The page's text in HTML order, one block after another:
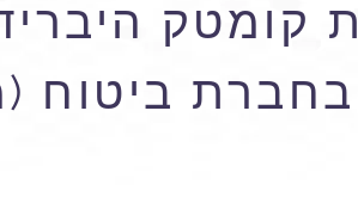
קומטק
בחברת ביטוח